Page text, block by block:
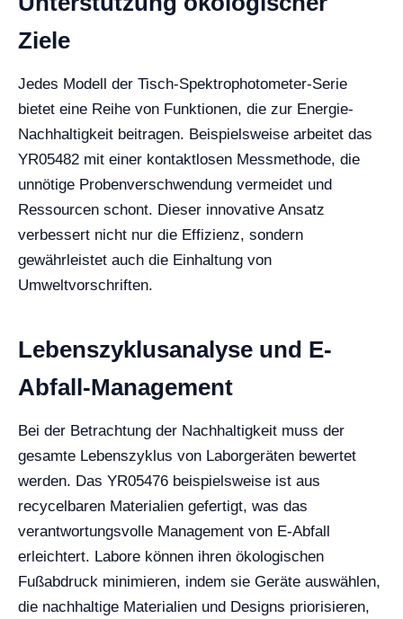
Ziele
Jedes Modell der Tisch-Spektrophotometer-Serie
bietet eine Reihe von Funktionen, die zur Energie-
Nachhaltigkeit beitragen. Beispielsweise arbeitet das
YR05482 mit einer kontaktlosen Messmethode, die
unnötige Probenverschwendung vermeidet und
Ressourcen schont. Dieser innovative Ansatz
verbessert nicht nur die Effizienz, sondern
gewährleistet auch die Einhaltung von
Umweltvorschriften.
Lebenszyklusanalyse und E-
Abfall-Management
Bei der Betrachtung der Nachhaltigkeit muss der
gesamte Lebenszyklus von Laborgeräten bewertet
werden. Das YR05476 beispielsweise ist aus
recycelbaren Materialien gefertigt, was das
verantwortungsvolle Management von E-Abfall
erleichtert. Labore können ihren ökologischen
Fußabdruck minimieren, indem sie Geräte auswählen,
die nachhaltige Materialien und Designs priorisieren,